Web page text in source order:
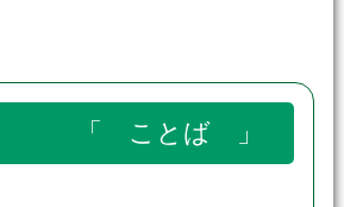
「 ことば 」